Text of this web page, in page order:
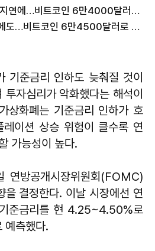
美 클래리티 법안 처리 지연에…비트코인 6만4000달러대 횡보
美 클래리티 법안 지연에도…비트코인 6만4500달러로 상승
기준금리 인하도 늦춰질 것이
자심리가 악화했다는 해석이
상화폐는 기준금리 인하가 호
이션 상승 위험이 클수록 연
가능성이 높다.
연방공개시장위원회(FOMC)
을 결정한다. 이날 시장에선 연
준금리를 현 4.25~4.50%로
예측했다.